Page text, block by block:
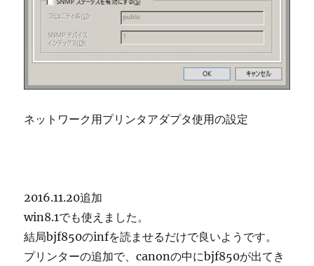
ネットワーク用プリンタアダプタ使用の設定
2016.11.20追加
win8.1でも使えました。
結局bjf850のinfを読ませるだけで良いようです。
プリンターの追加で、canonの中にbjf850が出てき